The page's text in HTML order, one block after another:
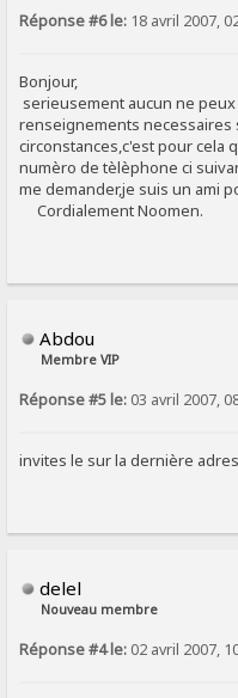
Réponse #6 le: 18 avril 2007,
Bonjour,
serieusement aucun ne
renseignements necessaires
circonstances,c'est pour cela
numèro de tèlèphone ci
me demander,je suis un ami
Cordialement Noomen.
Abdou
Membre VIP
Réponse #5 le: 03 avril 2007,
invites le sur la dernière
delel
Nouveau membre
Réponse #4 le: 02 avril 2007,